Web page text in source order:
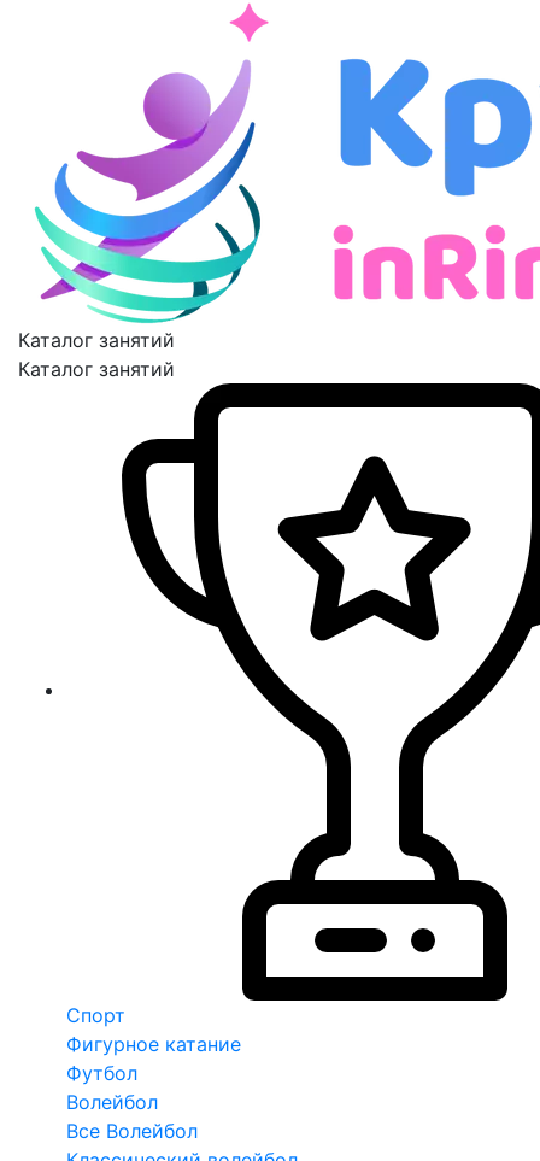
Каталог занятий
Каталог занятий
Спорт
Фигурное катание
Футбол
Волейбол
Все Волейбол